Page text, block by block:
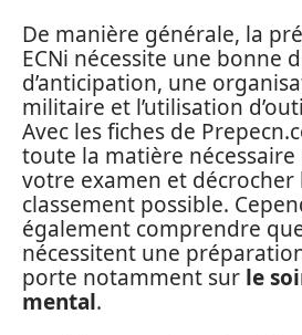
De manière générale, la
ECNi nécessite une bonne
d’anticipation, une
militaire et l’utilisation
Avec les fiches de
toute la matière
votre examen et
classement possible.
également comprendre
nécessitent une
porte notamment sur le
mental.